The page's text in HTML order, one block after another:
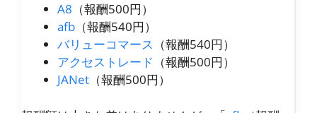
A8 （報酬500円）
afb （報酬540円）
バリューコマース （報酬540円）
アクセストレード （報酬500円）
JANet （報酬500円）